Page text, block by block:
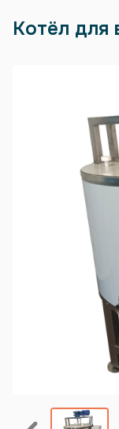
Котёл для